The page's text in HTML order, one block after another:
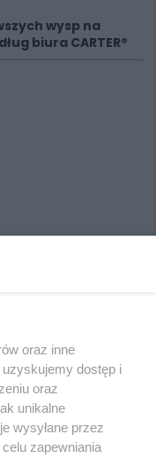
wysp na
biura CARTER®
oraz inne
dostęp i
oraz
unikalne
wysyłane przez
zapewniania